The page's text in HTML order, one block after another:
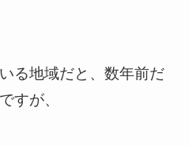
る地域だと、数年前だ
すが、